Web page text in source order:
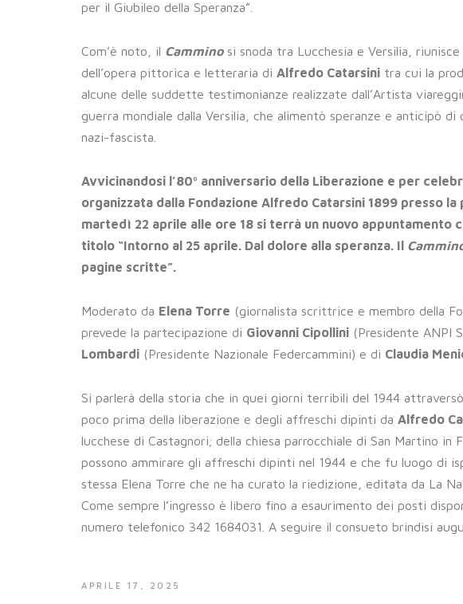
per il Giubileo della Speranza”.
Com’è noto, il Cammino si snoda tra Lucchesia e Versilia,
dell’opera pittorica e letteraria di Alfredo Catarsini tra cui la
alcune delle suddette testimonianze realizzate dall’Artista
guerra mondiale dalla Versilia, che alimentò speranze e anticipò di
nazi-fascista.
Avvicinandosi l’80º anniversario della Liberazione e per
organizzata dalla Fondazione Alfredo Catarsini 1899 presso
martedì 22 aprile alle ore 18 si terrà un nuovo appuntamento
titolo “Intorno al 25 aprile. Dal dolore alla speranza. Il
pagine scritte”.
Moderato da Elena Torre (giornalista scrittrice e membro della
prevede la partecipazione di Giovanni Cipollini (Presidente ANPI
Lombardi (Presidente Nazionale Federcammini) e di Claudia
Si parlerà della storia che in quei giorni terribili del 1944
poco prima della liberazione e degli affreschi dipinti da Alfredo
lucchese di Castagnori; della chiesa parrocchiale di San Martino in
possono ammirare gli affreschi dipinti nel 1944 e che fu luogo di
stessa Elena Torre che ne ha curato la riedizione, editata da La
Come sempre l’ingresso è libero fino a esaurimento dei posti
numero telefonico 342 1684031. A seguire il consueto brindisi
APRILE 17, 2025